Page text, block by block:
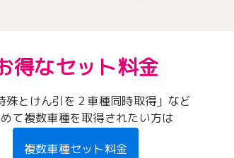
得なセット料金
殊とけん引を２車種同時取得」など
て複数車種を取得されたい方は
複数車種セット料金